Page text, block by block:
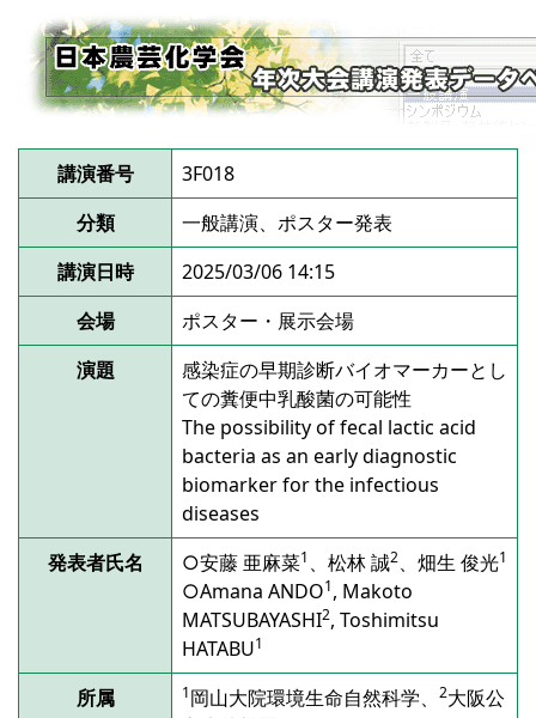
講演番号
3F018
分類
一般講演、ポスター発表
講演日時
2025/03/06 14:15
会場
ポスター・展示会場
演題
感染症の早期診断バイオマーカーとし
ての糞便中乳酸菌の可能性
The possibility of fecal lactic acid
bacteria as an early diagnostic
biomarker for the infectious
diseases
発表者氏名
○安藤 亜麻菜1 、松林 誠2、畑生 俊光1
○Amana ANDO1, Makoto
MATSUBAYASHI2, Toshimitsu
HATABU1
所属 1岡山大院環境生命自然科学、 2大阪公